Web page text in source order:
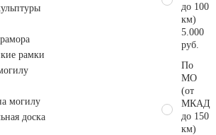
рамки
могилу
доска
до 100
км)
5.000
руб.
По
МО
(от
МКАД
до 150
км)